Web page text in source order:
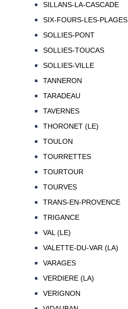
SILLANS-LA-CASCADE
SIX-FOURS-LES-PLAGES
SOLLIES-PONT
SOLLIES-TOUCAS
SOLLIES-VILLE
TANNERON
TARADEAU
TAVERNES
THORONET (LE)
TOULON
TOURRETTES
TOURTOUR
TOURVES
TRANS-EN-PROVENCE
TRIGANCE
VAL (LE)
VALETTE-DU-VAR (LA)
VARAGES
VERDIERE (LA)
VERIGNON